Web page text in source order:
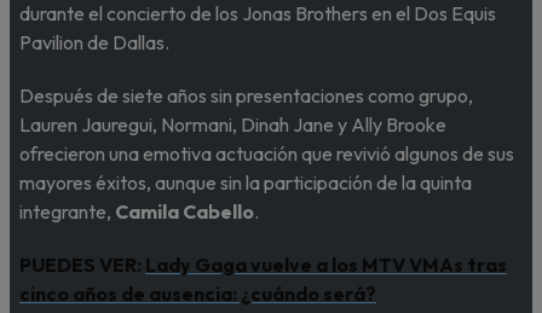
durante el concierto de los Jonas Brothers en el Dos Equis
Pavilion de Dallas.
Después de siete años sin presentaciones como grupo,
Lauren Jauregui, Normani, Dinah Jane y Ally Brooke
ofrecieron una emotiva actuación que revivió algunos de sus
mayores éxitos, aunque sin la participación de la quinta
integrante, Camila Cabello.
PUEDES VER: Lady Gaga vuelve a los MTV VMAs tras
cinco años de ausencia: ¿cuándo será?